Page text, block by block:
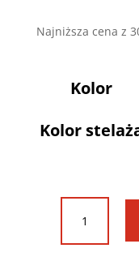
Najniższa cena z
Kolor
Kolor
ilość
Wózek
Bebetto